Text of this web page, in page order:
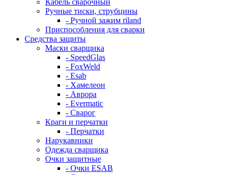
Кабель сварочный
Ручные тиски, струбцины
- Ручной зажим riland
Приспособления для сварки
Средства защиты
Маски сварщика
- SpeedGlas
- FoxWeld
- Esab
- Хамелеон
- Аврора
- Evermatic
- Сварог
Краги и перчатки
- Перчатки
Нарукавники
Одежда сварщика
Очки защитные
- Очки ESAB